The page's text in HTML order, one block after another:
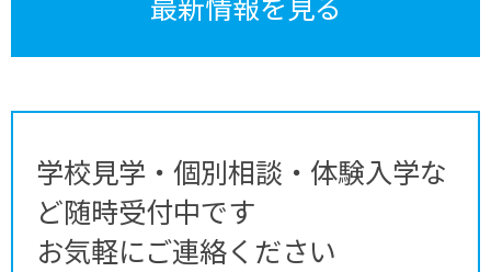
学校見学・個別相談・体験入学な
ど随時受付中です
お気軽にご連絡ください